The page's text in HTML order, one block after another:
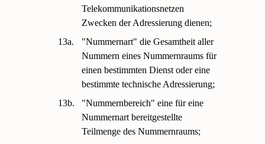
Telekommunikationsnetzen
Zwecken der Adressierung dienen;
13a.
"Nummernart" die Gesamtheit aller
Nummern eines Nummernraums für
einen bestimmten Dienst oder eine
bestimmte technische Adressierung;
13b.
"Nummernbereich" eine für eine
Nummernart bereitgestellte
Teilmenge des Nummernraums;